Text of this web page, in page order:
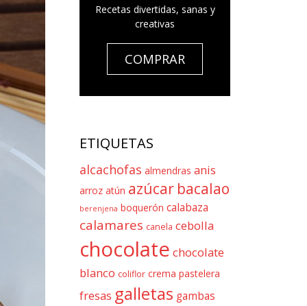
Recetas divertidas, sanas y
creativas
COMPRAR
ETIQUETAS
alcachofas almendras anis
arroz atún azúcar bacalao
berenjena boquerón calabaza
calamares canela cebolla
chocolate chocolate
blanco coliflor crema pastelera
fresas galletas gambas